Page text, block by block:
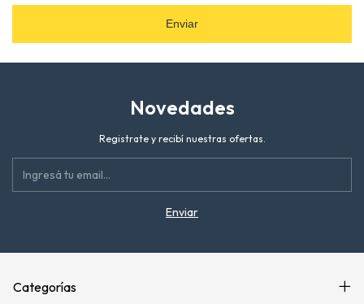
Enviar
Novedades
Registrate y recibí nuestras ofertas.
Categorías